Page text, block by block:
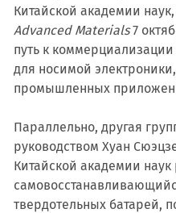
Китайской академии
Advanced Materials7
путь к
для носимой
промышленных
Параллельно, другая
руководством Хуан
Китайской академии наук
твердотельных батарей,